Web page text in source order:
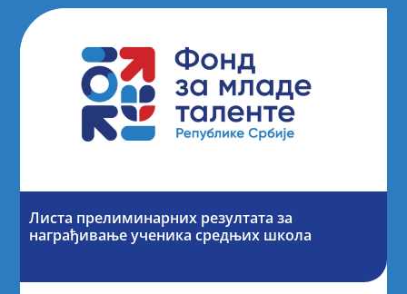
Листа прелиминарних резултата за
награђивање ученика средњих школа